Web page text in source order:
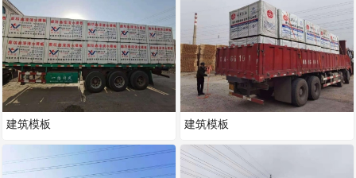
建筑模板 建筑模板